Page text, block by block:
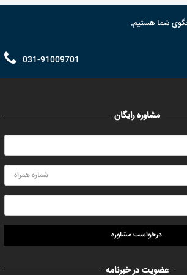
031-91009701
مشاوره رایگان
درخواست مشاوره
عضویت در خبرنامه